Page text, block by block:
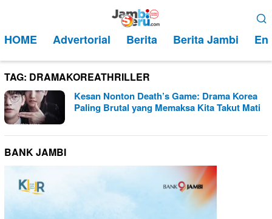
kontenMobile
HOME Advertorial Berita Berita Jambi
TAG: DRAMAKOREATHRILLER
Kesan Nonton Death’s Game: Drama Korea
Paling Brutal yang Memaksa Kita Takut Mati
BANK JAMBI